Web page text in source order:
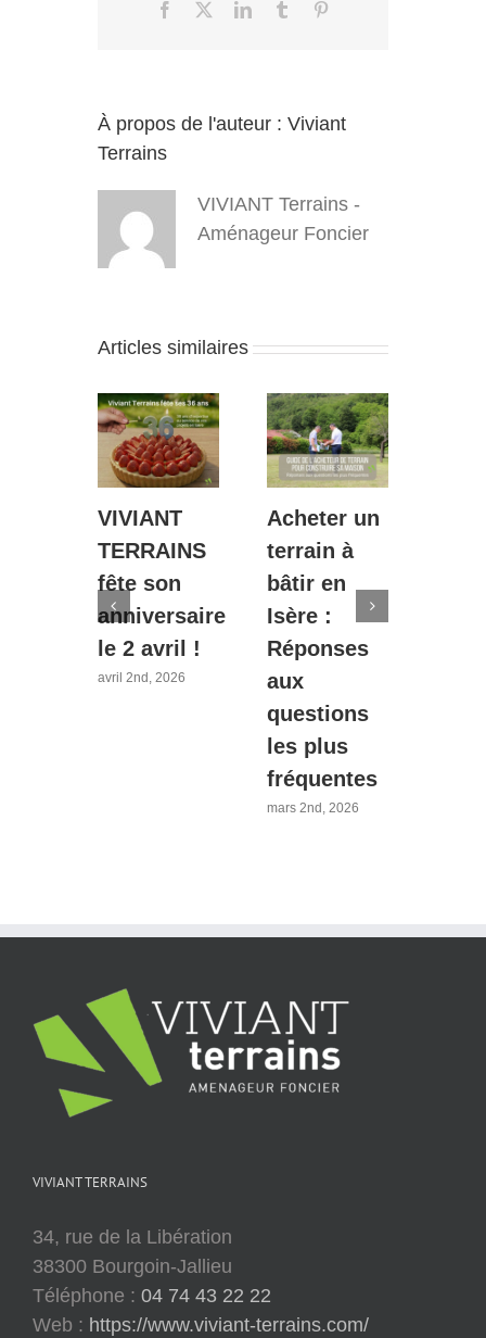
Facebook LinkedInTumblr
À propos de l'auteur : Viviant
Terrains
VIVIANT Terrains -
Aménageur Foncier
Articles similaires
VIVIANT
TERRAINS
fête son
anniversaire
le 2 avril !
avril 2nd, 2026
Acheter un
terrain à
bâtir en
Isère :
Réponses
aux
questions
les plus
fréquentes
mars 2nd, 2026
VIVIANT TERRAINS
34, rue de la Libération
38300 Bourgoin-Jallieu
Téléphone : 04 74 43 22 22
Web : https://www.viviant-terrains.com/